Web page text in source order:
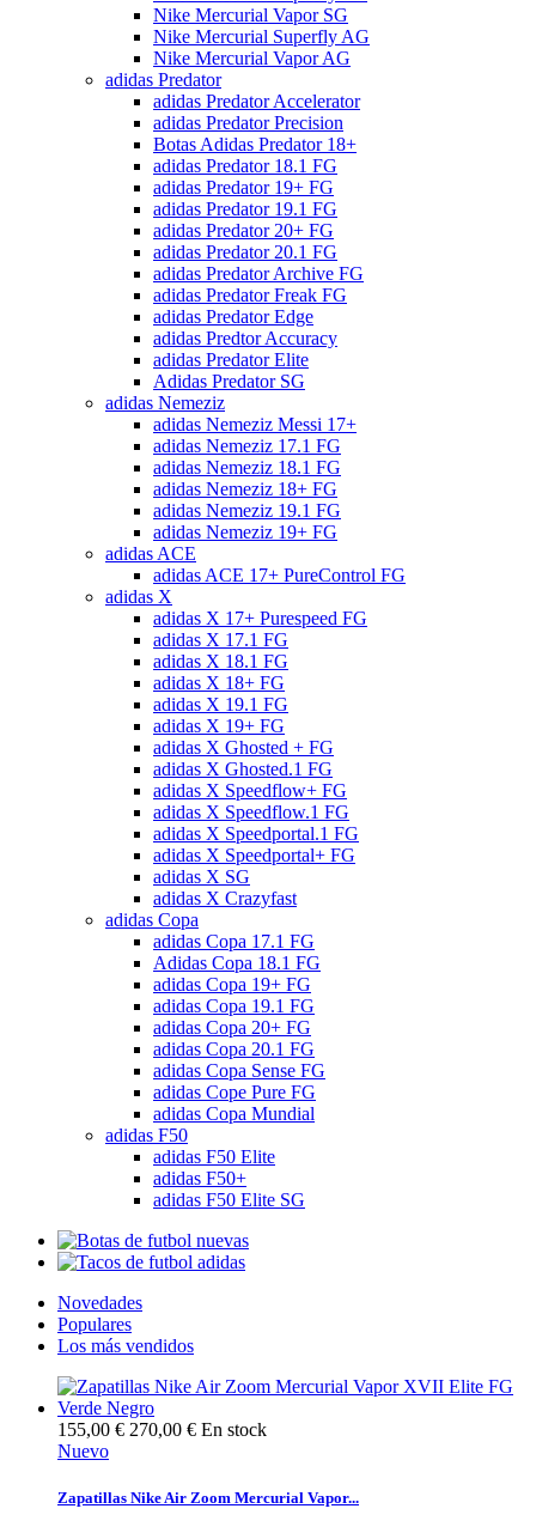
Nike Mercurial Vapor SG
Nike Mercurial Superfly AG
Nike Mercurial Vapor AG
adidas Predator
adidas Predator Accelerator
adidas Predator Precision
Botas Adidas Predator 18+
adidas Predator 18.1 FG
adidas Predator 19+ FG
adidas Predator 19.1 FG
adidas Predator 20+ FG
adidas Predator 20.1 FG
adidas Predator Archive FG
adidas Predator Freak FG
adidas Predator Edge
adidas Predtor Accuracy
adidas Predator Elite
Adidas Predator SG
adidas Nemeziz
adidas Nemeziz Messi 17+
adidas Nemeziz 17.1 FG
adidas Nemeziz 18.1 FG
adidas Nemeziz 18+ FG
adidas Nemeziz 19.1 FG
adidas Nemeziz 19+ FG
adidas ACE
adidas ACE 17+ PureControl FG
adidas X
adidas X 17+ Purespeed FG
adidas X 17.1 FG
adidas X 18.1 FG
adidas X 18+ FG
adidas X 19.1 FG
adidas X 19+ FG
adidas X Ghosted + FG
adidas X Ghosted.1 FG
adidas X Speedflow+ FG
adidas X Speedflow.1 FG
adidas X Speedportal.1 FG
adidas X Speedportal+ FG
adidas X SG
adidas X Crazyfast
adidas Copa
adidas Copa 17.1 FG
Adidas Copa 18.1 FG
adidas Copa 19+ FG
adidas Copa 19.1 FG
adidas Copa 20+ FG
adidas Copa 20.1 FG
adidas Copa Sense FG
adidas Cope Pure FG
adidas Copa Mundial
adidas F50
adidas F50 Elite
adidas F50+
adidas F50 Elite SG
Novedades
Populares
Los más vendidos
155,00 € 270,00 € En stock
Nuevo
Zapatillas Nike Air Zoom Mercurial Vapor...